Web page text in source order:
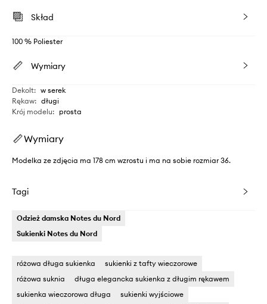
Skład
100 % Poliester
Wymiary
Dekolt: w serek
Rękaw: długi
Krój modelu: prosta
Wymiary
Modelka ze zdjęcia ma 178 cm wzrostu i ma na sobie rozmiar 36.
Tagi
Odzież damska Notes du Nord
Sukienki Notes du Nord
różowa długa sukienka
sukienki z tafty wieczorowe
różowa suknia
długa elegancka sukienka z długim rękawem
sukienka wieczorowa długa
sukienki wyjściowe